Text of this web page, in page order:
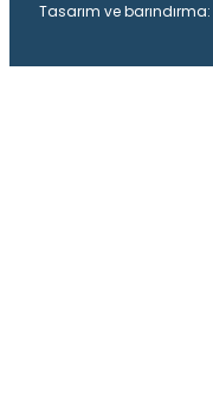
Tasarım ve barındırma: